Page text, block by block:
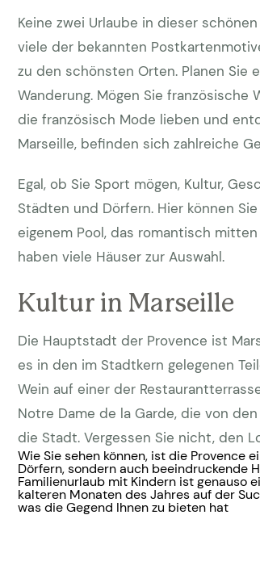
Keine zwei Urlaube in dieser
viele der bekannten
zu den schönsten Orten. Planen Sie
Wanderung. Mögen Sie französische
die französisch Mode lieben und
Marseille, befinden sich zahlreiche
Egal, ob Sie Sport mögen, Kultur,
Städten und Dörfern. Hier können
eigenem Pool, das romantisch
haben viele Häuser zur Auswahl.
Kultur in Marseille
Die Hauptstadt der Provence ist
es in den im Stadtkern gelegenen
Wein auf einer der
Notre Dame de la Garde, die von
die Stadt. Vergessen Sie nicht, den
Wie Sie sehen können, ist die Provence
Dörfern, sondern auch beeindruckende
Familienurlaub mit Kindern ist genauso
kalteren Monaten des Jahres auf der
was die Gegend Ihnen zu bieten hat